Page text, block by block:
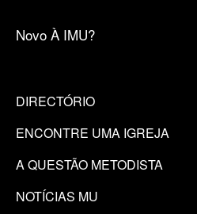
Novo À IMU?
DIRECTÓRIO
ENCONTRE UMA IGREJA
A QUESTÃO METODISTA
NOTÍCIAS MU